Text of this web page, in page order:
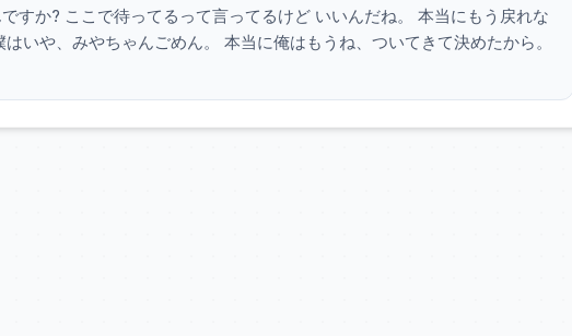
すか? ここで待ってるって言ってるけど いいんだね。 本当にもう戻れな
いや、みやちゃんごめん。 本当に俺はもうね、ついてきて決めたから。